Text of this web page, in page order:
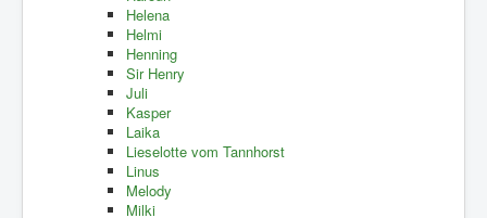
Helena
Helmi
Henning
Sir Henry
Juli
Kasper
Laika
Lieselotte vom Tannhorst
Linus
Melody
Milki